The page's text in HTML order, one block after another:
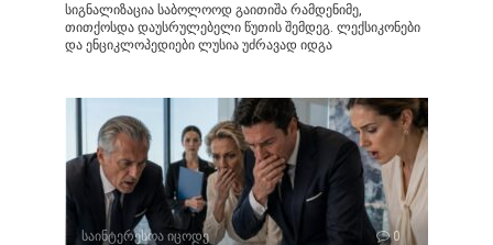
სიგნალიზაცია საბოლოოდ გაითიშა რამდენიმე,
თითქოსდა დაუსრულებელი წუთის შემდეგ. ლექსიკონები
და ენციკლოპედიები ლუსია უძრავად იდგა
საინტერესოა იცოდე 0